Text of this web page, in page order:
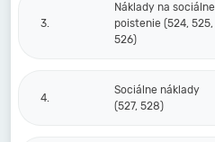
3.
Náklady na sociálne
poistenie (524, 525,
526)
4.
Sociálne náklady
(527, 528)